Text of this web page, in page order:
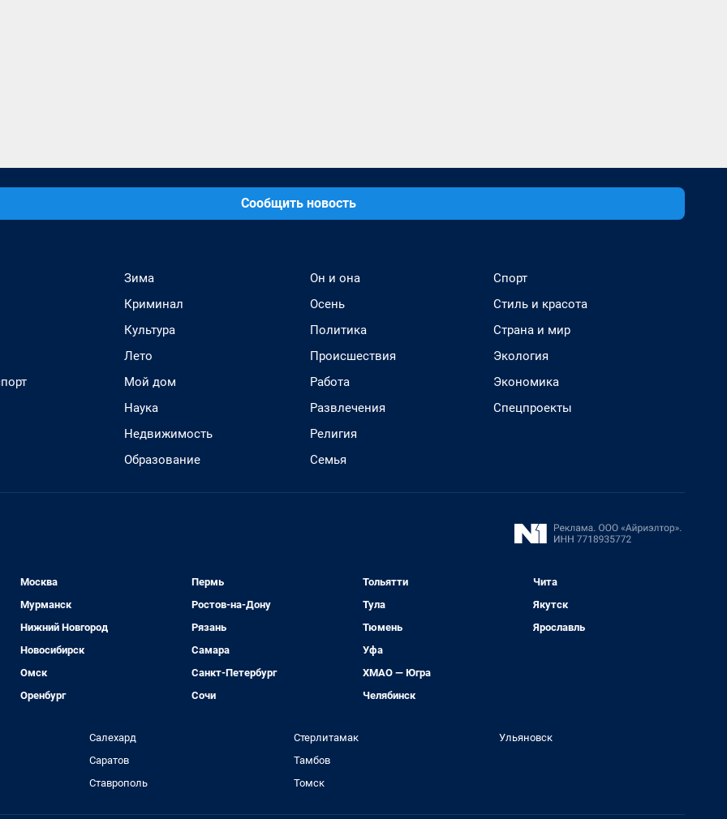
Сообщить новость
Зима
Криминал
Культура
Лето
Мой дом
Наука
Недвижимость
Образование
Он и она
Осень
Политика
Происшествия
Работа
Развлечения
Религия
Семья
Спорт
Стиль и красота
Страна и мир
Экология
Экономика
Спецпроекты
Москва
Мурманск
Нижний Новгород
Новосибирск
Омск
Оренбург
Пермь
Ростов-на-Дону
Рязань
Самара
Санкт-Петербург
Сочи
Тольятти
Тула
Тюмень
Уфа
ХМАО — Югра
Челябинск
Чита
Якутск
Ярославль
Салехард
Саратов
Ставрополь
Стерлитамак
Тамбов
Томск
Ульяновск